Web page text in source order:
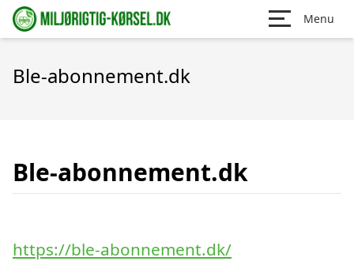
Menu
Ble-abonnement.dk
Ble-abonnement.dk
https://ble-abonnement.dk/